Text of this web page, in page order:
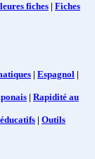
fiches | Fiches
| Espagnol |
| Rapidité au
| Outils